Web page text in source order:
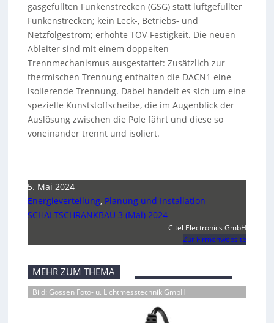
gasgefüllten Funkenstrecken (GSG) statt luftgefüllter
Funkenstrecken; kein Leck-, Betriebs- und
Netzfolgestrom; erhöhte TOV-Festigkeit. Die neuen
Ableiter sind mit einem doppelten
Trennmechanismus ausgestattet: Zusätzlich zur
thermischen Trennung enthalten die DACN1 eine
isolierende Trennung. Dabei handelt es sich um eine
spezielle Kunststoffscheibe, die im Augenblick der
Auslösung zwischen die Pole fährt und diese so
voneinander trennt und isoliert.
5. Mai 2024
Energieverteilung, Planung und Installation
SCHALTSCHRANKBAU 3 (Mai) 2024
Citel Electronics GmbH
Zur Firmenwebsite
MEHR ZUM THEMA
Bild: Gossen Foto- u. Lichtmesstechnik GmbH